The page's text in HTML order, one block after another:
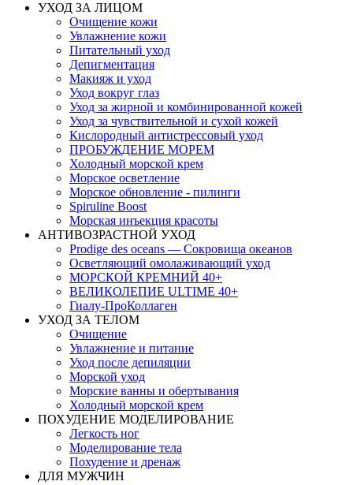
УХОД ЗА ЛИЦОМ
Очищение кожи
Увлажнение кожи
Питательный уход
Депигментация
Макияж и уход
Уход вокруг глаз
Уход за жирной и комбинированной кожей
Уход за чувствительной и сухой кожей
Кислородный антистрессовый уход
ПРОБУЖДЕНИЕ МОРЕМ
Холодный морской крем
Морское осветление
Морское обновление - пилинги
Spiruline Boost
Морская инъекция красоты
АНТИВОЗРАСТНОЙ УХОД
Prodige des oceans — Сокровища океанов
Осветляющий омолаживающий уход
МОРСКОЙ КРЕМНИЙ 40+
ВЕЛИКОЛЕПИЕ ULTIME 40+
Гиалу-ПроКоллаген
УХОД ЗА ТЕЛОМ
Очищение
Увлажнение и питание
Уход после депиляции
Морской уход
Морские ванны и обертывания
Холодный морской крем
ПОХУДЕНИЕ МОДЕЛИРОВАНИЕ
Легкость ног
Моделирование тела
Похудение и дренаж
ДЛЯ МУЖЧИН